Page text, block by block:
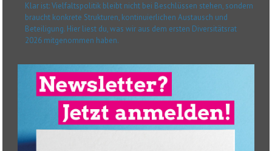
Klar ist: Vielfaltspolitik bleibt nicht bei Beschlüssen stehen, sondern
braucht konkrete Strukturen, kontinuierlichen Austausch und
Beteiligung. Hier liest du, was wir aus dem ersten Diversitätsrat
2026 mitgenommen haben.